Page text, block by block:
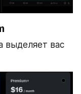
выделяет вас